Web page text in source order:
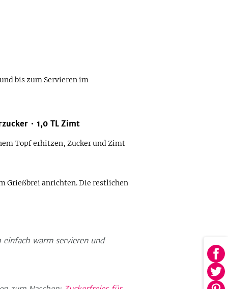
bis zum Servieren im
1,0 TL Zimt
Topf erhitzen, Zucker und Zimt
Grießbrei anrichten. Die restlichen
einfach warm servieren und